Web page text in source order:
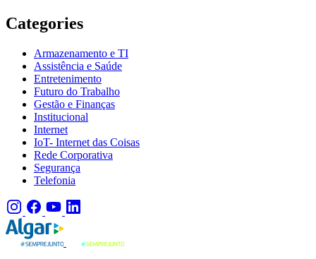
Categories
Armazenamento e TI
Assistência e Saúde
Entretenimento
Futuro do Trabalho
Gestão e Finanças
Institucional
Internet
IoT- Internet das Coisas
Rede Corporativa
Segurança
Telefonia